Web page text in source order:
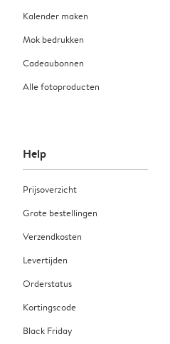
Kalender maken
Mok bedrukken
Cadeaubonnen
Alle fotoproducten
Help
Prijsoverzicht
Grote bestellingen
Verzendkosten
Levertijden
Orderstatus
Kortingscode
Black Friday